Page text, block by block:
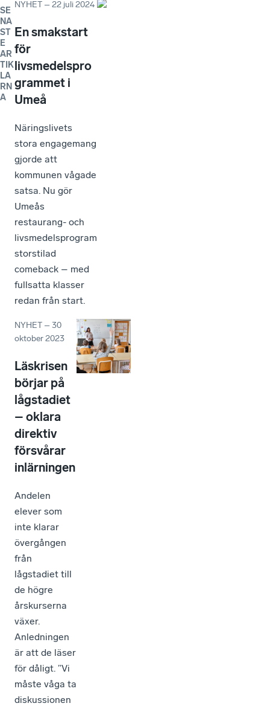
SE
NA
ST
E
AR
TIK
LA
RN
A
NYHET –22 juli 2024
En smakstart
för
livsmedelspro
grammet i
Umeå
Näringslivets
stora engagemang
gjorde att
kommunen vågade
satsa. Nu gör
Umeås
restaurang- och
livsmedelsprogram
storstilad
comeback – med
fullsatta klasser
redan från start.
NYHET –30
oktober 2023
Läskrisen
börjar på
lågstadiet
– oklara
direktiv
försvårar
inlärningen
Andelen
elever som
inte klarar
övergången
från
lågstadiet till
de högre
årskurserna
växer.
Anledningen
är att de läser
för dåligt. ”Vi
måste våga ta
diskussionen